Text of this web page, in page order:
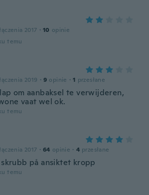
2017 · 10 opinie
temu
2019 · 9 opinie · 1 przesłane
om aanbaksel te verwijderen,
vaat wel ok.
temu
2017 · 64 opinie · 4 przesłane
skrubb på ansiktet kropp
temu